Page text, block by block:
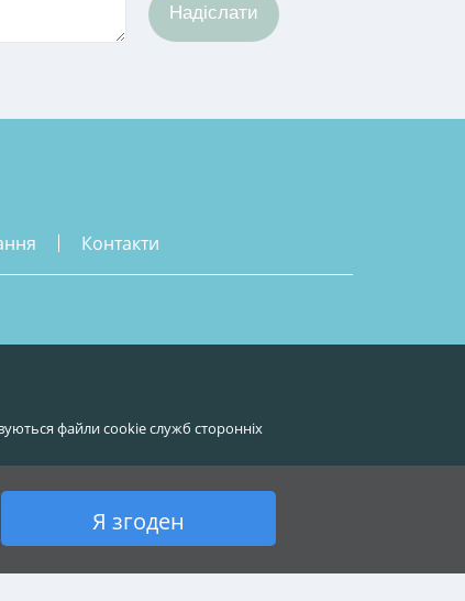
Надіслати
контакти
файли cookie служб сторонніх
Я згоден